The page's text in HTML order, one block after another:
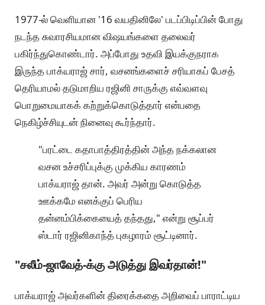
1977-ல் வெளியான '16 வயதினிலே' படப்பிடிப்பின் போது
நடந்த சுவாரசியமான விஷயங்களை தலைவர்
பகிர்ந்துகொண்டார். அப்போது உதவி இயக்குநராக
இருந்த பாக்யராஜ் சார், வசனங்களைச் சரியாகப் பேசத்
தெரியாமல் தடுமாறிய ரஜினி சாருக்கு எவ்வளவு
பொறுமையாகக் கற்றுக்கொடுத்தார் என்பதை
நெகிழ்ச்சியுடன் நினைவு கூர்ந்தார்.
"பரட்டை கதாபாத்திரத்தின் அந்த நக்கலான
வசன உச்சரிப்புக்கு முக்கிய காரணம்
பாக்யராஜ் தான். அவர் அன்று கொடுத்த
ஊக்கமே எனக்குப் பெரிய
தன்னம்பிக்கையைத் தந்தது," என்று சூப்பர்
ஸ்டார் ரஜினிகாந்த் புகழாரம் சூட்டினார்.
"சலீம்-ஜாவேத்-க்கு அடுத்து இவர்தான்!"
பாக்யராஜ் அவர்களின் திரைக்கதை அறிவைப் பாராட்டிய